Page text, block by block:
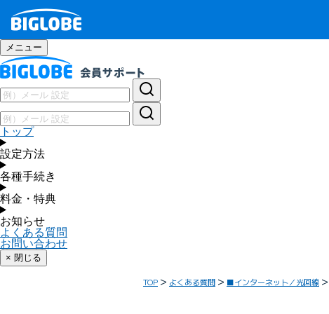
メニュー
トップ
設定方法
各種手続き
料金・特典
お知らせ
よくある質問
お問い合わせ
× 閉じる
TOP よくある質問 ■インターネット／光回線